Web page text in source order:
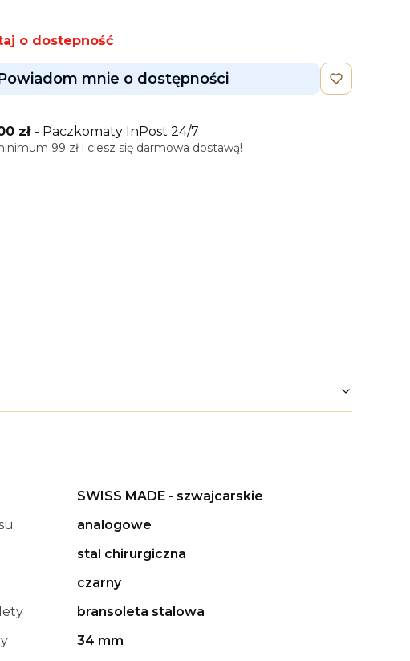
o dostepność
mnie o dostępności
zł - Paczkomaty InPost 24/7
99 zł i ciesz się darmowa dostawą!
SWISS MADE - szwajcarskie
analogowe
stal chirurgiczna
czarny
bransoleta stalowa
34 mm